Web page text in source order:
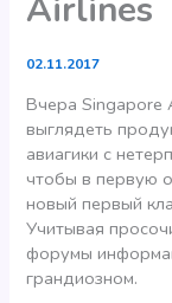
Airlines
02.11.2017
Вчера Singapore
выглядеть
авиагики с
чтобы в первую
новый первый
Учитывая
форумы
грандиозном.